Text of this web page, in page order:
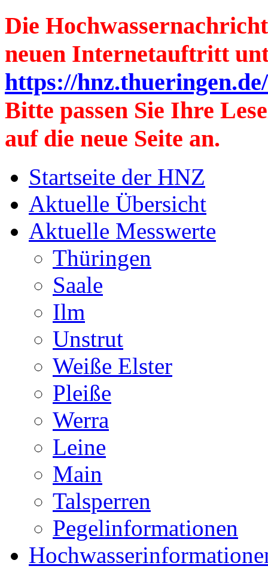
Die
neuen Internetauftritt
https://
Bitte passen Sie Ihre
auf die neue Seite an.
Startseite der HNZ
Aktuelle Übersicht
Aktuelle Messwerte
Thüringen
Saale
Ilm
Unstrut
Weiße Elster
Pleiße
Werra
Leine
Main
Talsperren
Pegelinformationen